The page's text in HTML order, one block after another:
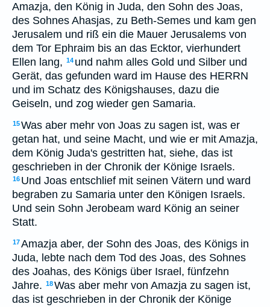
Amazja, den König in Juda, den Sohn des Joas,
des Sohnes Ahasjas, zu Beth-Semes und kam gen
Jerusalem und riß ein die Mauer Jerusalems von
dem Tor Ephraim bis an das Ecktor, vierhundert
Ellen lang, 14 und nahm alles Gold und Silber und
Gerät, das gefunden ward im Hause des HERRN
und im Schatz des Königshauses, dazu die
Geiseln, und zog wieder gen Samaria.
15Was aber mehr von Joas zu sagen ist, was er
getan hat, und seine Macht, und wie er mit Amazja,
dem König Juda's gestritten hat, siehe, das ist
geschrieben in der Chronik der Könige Israels.
16 Und Joas entschlief mit seinen Vätern und ward
begraben zu Samaria unter den Königen Israels.
Und sein Sohn Jerobeam ward König an seiner
Statt.
17Amazja aber, der Sohn des Joas, des Königs in
Juda, lebte nach dem Tod des Joas, des Sohnes
des Joahas, des Königs über Israel, fünfzehn
Jahre. 18Was aber mehr von Amazja zu sagen ist,
das ist geschrieben in der Chronik der Könige